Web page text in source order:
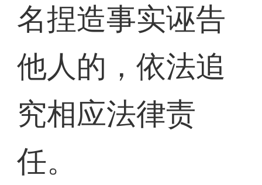
名捏造事实诬告
他人的，依法追
究相应法律责
任。